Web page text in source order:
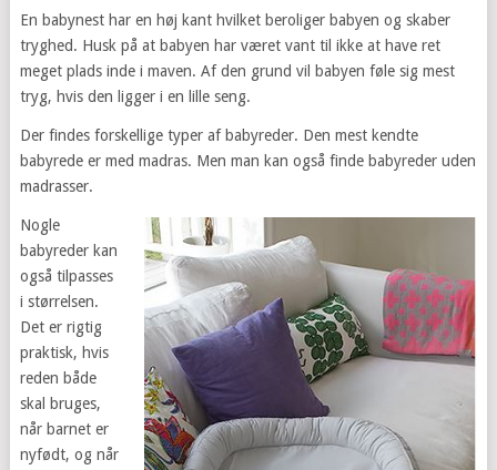
En babynest har en høj kant hvilket beroliger babyen og skaber
tryghed. Husk på at babyen har været vant til ikke at have ret
meget plads inde i maven. Af den grund vil babyen føle sig mest
tryg, hvis den ligger i en lille seng.
Der findes forskellige typer af babyreder. Den mest kendte
babyrede er med madras. Men man kan også finde babyreder uden
madrasser.
Nogle
babyreder kan
også tilpasses
i størrelsen.
Det er rigtig
praktisk, hvis
reden både
skal bruges,
når barnet er
nyfødt, og når